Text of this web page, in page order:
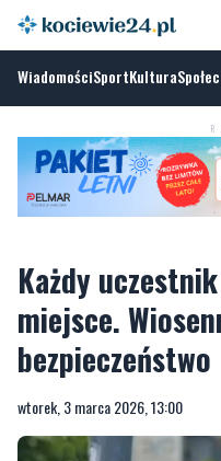
WiadomościSportKultura
Każdy
miejsce.
bezpieczeństwo
wtorek, 3 marca 2026, 13:00